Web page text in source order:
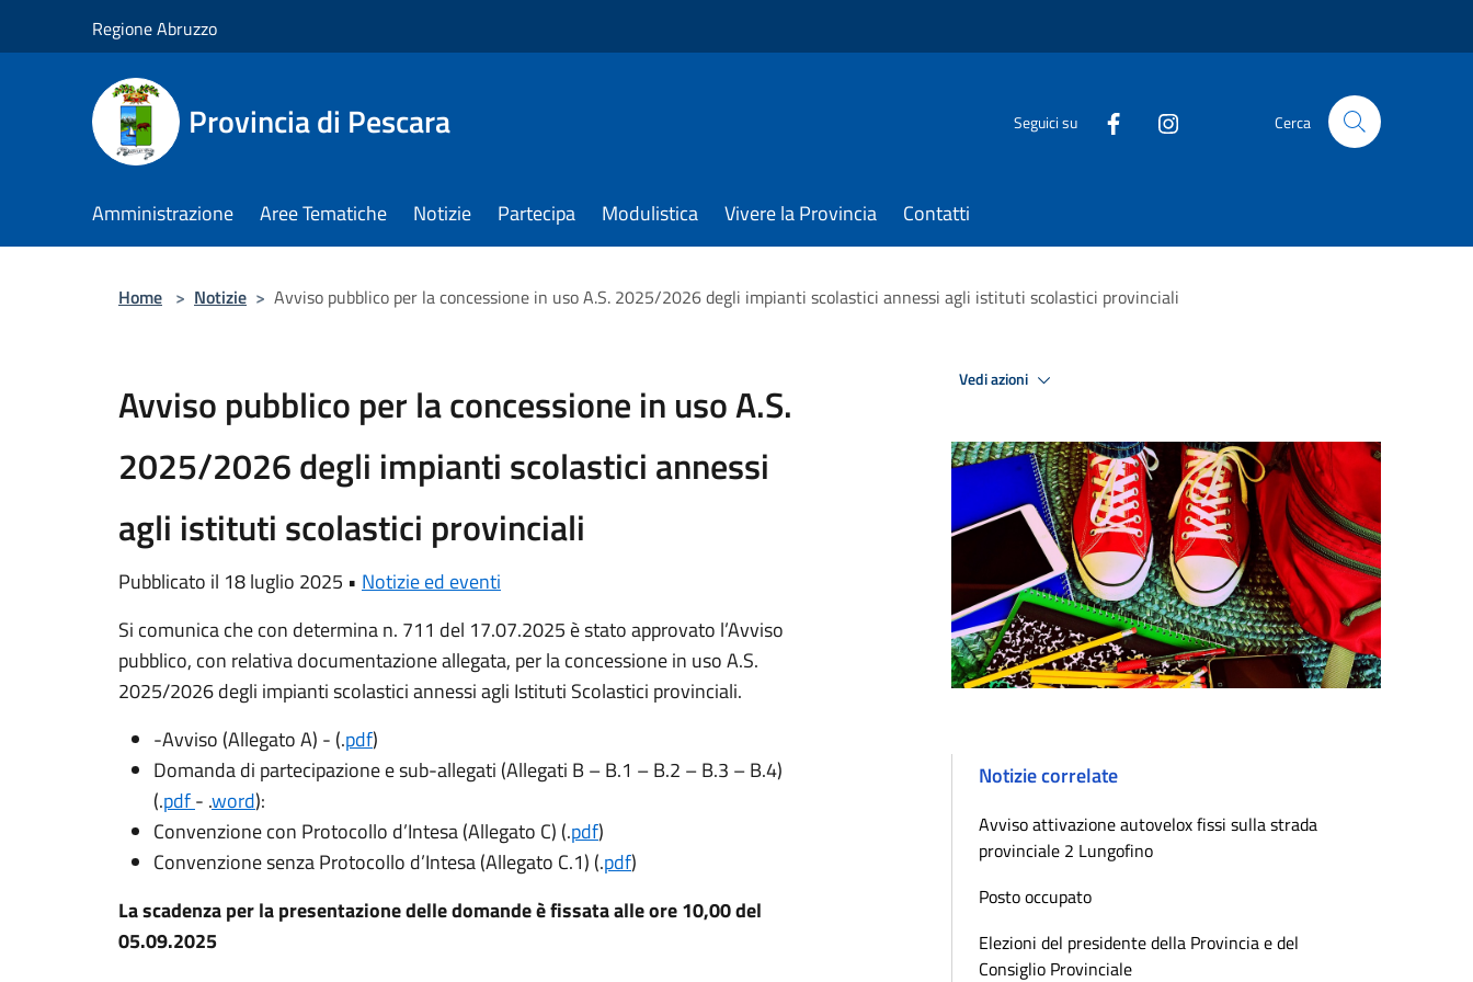
Regione Abruzzo
Provincia di Pescara Seguici su Cerca
Amministrazione Aree Tematiche Notizie Partecipa Modulistica Vivere la Provincia Contatti
Home > Notizie > Avviso pubblico per la concessione in uso A.S. 2025/2026 degli impianti scolastici annessi agli istituti scolastici provinciali
Avviso pubblico per la concessione in uso A.S.
2025/2026 degli impianti scolastici annessi
agli istituti scolastici provinciali
Pubblicato il 18 luglio 2025 • Notizie ed eventi
Si comunica che con determina n. 711 del 17.07.2025 è stato approvato l’Avviso
pubblico, con relativa documentazione allegata, per la concessione in uso A.S.
2025/2026 degli impianti scolastici annessi agli Istituti Scolastici provinciali.
-Avviso (Allegato A) - (.pdf)
Domanda di partecipazione e sub-allegati (Allegati B – B.1 – B.2 – B.3 – B.4)
(.pdf- .word):
Convenzione con Protocollo d’Intesa (Allegato C) (.pdf)
Convenzione senza Protocollo d’Intesa (Allegato C.1) (.pdf)
La scadenza per la presentazione delle domande è fissata alle ore 10,00 del
05.09.2025
Vedi azioni
Notizie correlate
Avviso attivazione autovelox fissi sulla strada
provinciale 2 Lungofino
Posto occupato
Elezioni del presidente della Provincia e del
Consiglio Provinciale